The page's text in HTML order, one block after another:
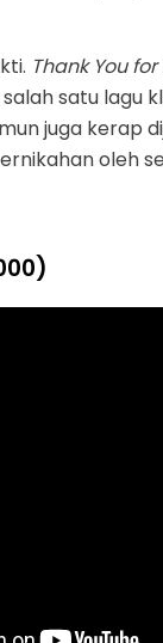
Thank You
satu lagu
juga kerap
oleh